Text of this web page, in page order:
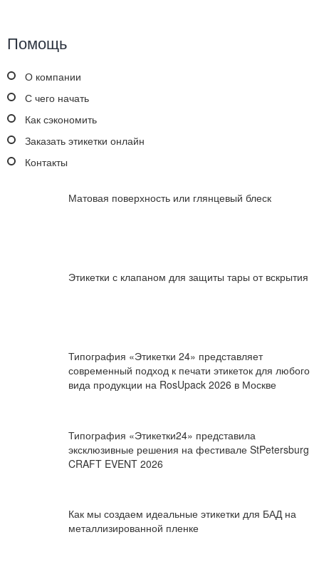
Помощь
О компании
С чего начать
Как сэкономить
Заказать этикетки онлайн
Контакты
Матовая поверхность или глянцевый блеск
Этикетки с клапаном для защиты тары от вскрытия
Типография «Этикетки 24» представляет
современный подход к печати этикеток для любого
вида продукции на RosUpack 2026 в Москве
Типография «Этикетки24» представила
эксклюзивные решения на фестивале StPetersburg
CRAFT EVENT 2026
Как мы создаем идеальные этикетки для БАД на
металлизированной пленке